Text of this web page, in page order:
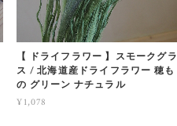
【 ドライフラワー 】スモークグラ
ス / 北海道産ドライフラワー 穂も
の グリーン ナチュラル
¥1,078